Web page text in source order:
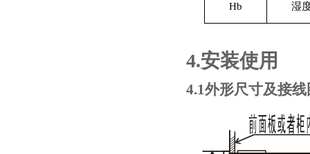
Hb 湿
4.安装使用
4.1外形尺寸及接线